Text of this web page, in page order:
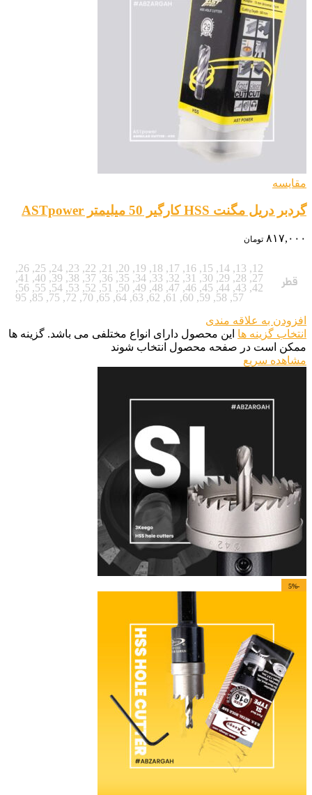
مقایسه
گردبر دریل مگنت HSS کارگیر 50 میلیمتر ASTpower
۸۱۷,۰۰۰ تومان
قطر
12
,
13
,
14
,
15
,
16
,
17
,
18
,
19
,
20
,
21
,
22
,
23
,
24
,
25
,
26
,
27
,
28
,
29
,
30
,
31
,
32
,
33
,
34
,
35
,
36
,
37
,
38
,
39
,
40
,
41
,
42
,
43
,
44
,
45
,
46
,
47
,
48
,
49
,
50
,
51
,
52
,
53
,
54
,
55
,
56
,
57
,
58
,
59
,
60
,
61
,
62
,
63
,
64
,
65
,
70
,
72
,
75
,
85
,
95
افزودن به علاقه مندی
انتخاب گزینه ها این محصول دارای انواع مختلفی می باشد. گزینه ها
ممکن است در صفحه محصول انتخاب شوند
مشاهده سریع
-5%